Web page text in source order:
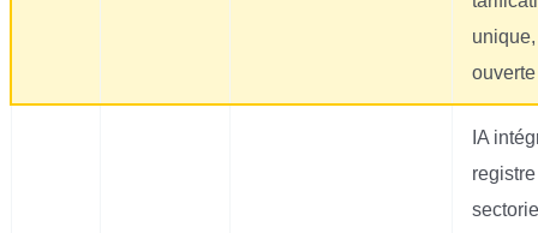
ouverte
IA
registre